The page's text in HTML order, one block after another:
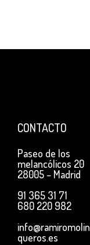
CONTACTO
Paseo de los
melancólicos 20
28005 – Madrid
91 365 31 71
680 220 982
queros.es